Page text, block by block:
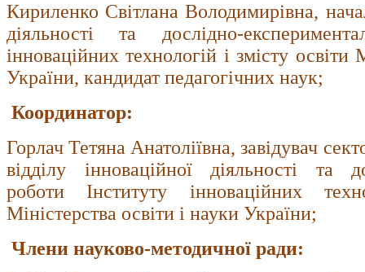
Кириленко Світлана Володимирівна,
діяльності та дослідно-
інноваційних технологій і змісту освіти
України, кандидат педагогічних наук;
Координатор:
Горлач Тетяна Анатоліївна, завідувач
відділу інноваційної діяльності та
роботи Інституту інноваційних
Міністерства освіти і науки України;
Члени науково-методичної ради: